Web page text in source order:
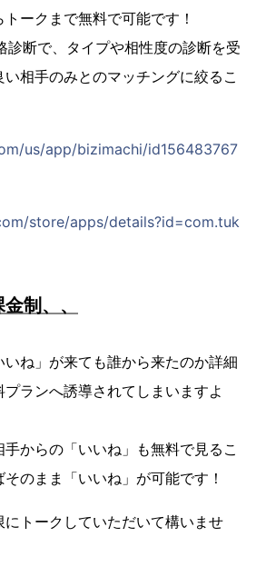
ークまで無料で可能です！
診断で、タイプや相性度の診断を受
相手のみとのマッチングに絞るこ
us/app/bizimachi/id156483767
store/apps/details?id=com.tuk
制、、
ね」が来ても誰から来たのか詳細
ランへ誘導されてしまいますよ
手からの「いいね」も無料で見るこ
のまま「いいね」が可能です！
トークしていただいて構いませ